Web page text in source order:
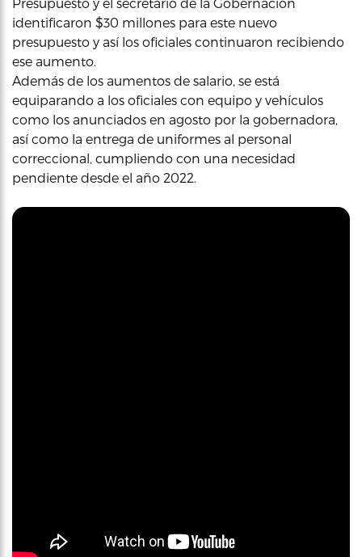
identificaron $30 millones para este nuevo
presupuesto y así los oficiales continuaron recibiendo
ese aumento.
Además de los aumentos de salario, se está
equiparando a los oficiales con equipo y vehículos
como los anunciados en agosto por la gobernadora,
así como la entrega de uniformes al personal
correccional, cumpliendo con una necesidad
pendiente desde el año 2022.